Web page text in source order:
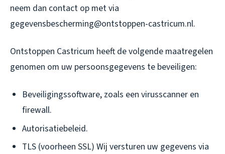
neem dan contact op met via
gegevensbescherming@ontstoppen-castricum.nl.
Ontstoppen Castricum heeft de volgende maatregelen
genomen om uw persoonsgegevens te beveiligen:
Beveiligingssoftware, zoals een virusscanner en
firewall.
Autorisatiebeleid.
TLS (voorheen SSL) Wij versturen uw gegevens via